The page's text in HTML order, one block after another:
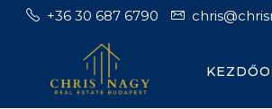
+36 30 687 6790